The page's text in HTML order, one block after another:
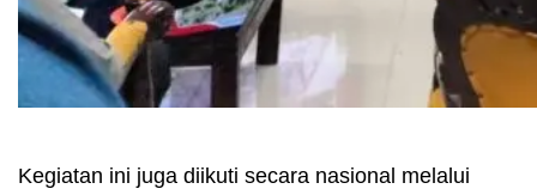
Kegiatan ini juga diikuti secara nasional melalui